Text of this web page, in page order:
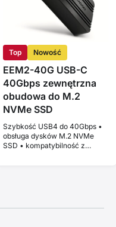
Top Nowość
EEM2-40G USB-C
40Gbps zewnętrzna
obudowa do M.2
NVMe SSD
Szybkość USB4 do 40Gbps •
obsługa dysków M.2 NVMe
SSD • kompatybilność z